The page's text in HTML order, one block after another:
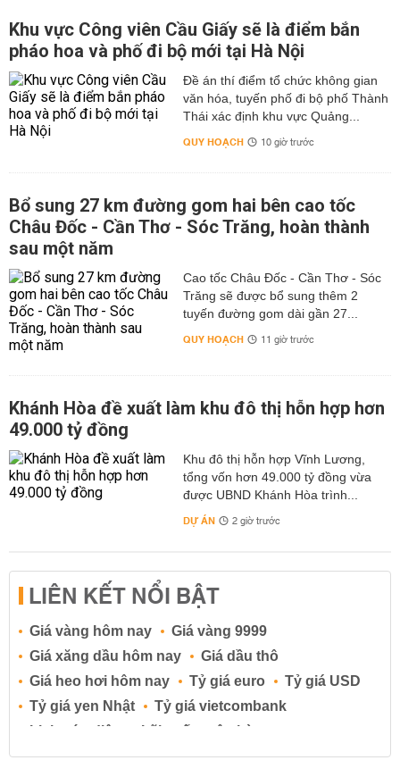
Khu vực Công viên Cầu Giấy sẽ là điểm bắn
pháo hoa và phố đi bộ mới tại Hà Nội
Đề án thí điểm tổ chức không gian
văn hóa, tuyến phố đi bộ phố Thành
Thái xác định khu vực Quảng...
QUY HOẠCH 10 giờ trước
Bổ sung 27 km đường gom hai bên cao tốc
Châu Đốc - Cần Thơ - Sóc Trăng, hoàn thành
sau một năm
Cao tốc Châu Đốc - Cần Thơ - Sóc
Trăng sẽ được bổ sung thêm 2
tuyến đường gom dài gần 27...
QUY HOẠCH 11 giờ trước
Khánh Hòa đề xuất làm khu đô thị hỗn hợp hơn
49.000 tỷ đồng
Khu đô thị hỗn hợp Vĩnh Lương,
tổng vốn hơn 49.000 tỷ đồng vừa
được UBND Khánh Hòa trình...
DỰ ÁN 2 giờ trước
LIÊN KẾT NỔI BẬT
Giá vàng hôm nay
Giá vàng 9999
Giá xăng dầu hôm nay
Giá dầu thô
Giá heo hơi hôm nay
Tỷ giá euro
Tỷ giá USD
Tỷ giá yen Nhật
Tỷ giá vietcombank
Lịch cúp điện
Lãi suất ngân hàng
Lãi suất tiết kiệm
Lãi suất tiền gửi